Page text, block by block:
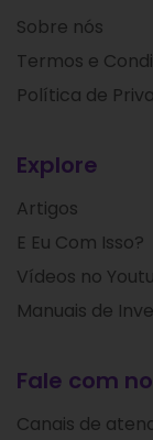
Sobre nós
Termos e
Política de
Explore
Artigos
E Eu Com Isso?
Vídeos no
Manuais de
Fale com
Canais de